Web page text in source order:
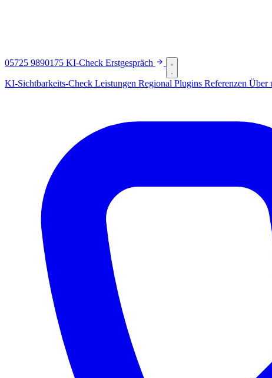
05725 9890175 KI-Check Erstgespräch
KI-Sichtbarkeits-Check Leistungen Regional Plugins Referenzen Über